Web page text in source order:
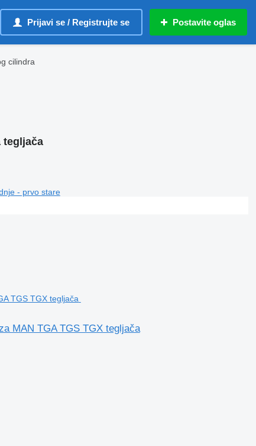
Prijavi se / Registrujte se Postavite oglas
cilindra
tegljača
- prvo stare
MAN TGA TGS TGX tegljača